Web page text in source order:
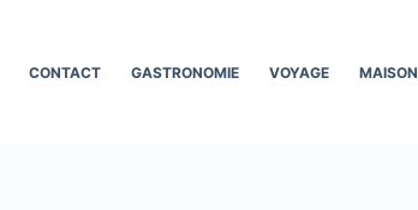
CONTACT GASTRONOMIE VOYAGE MAISON